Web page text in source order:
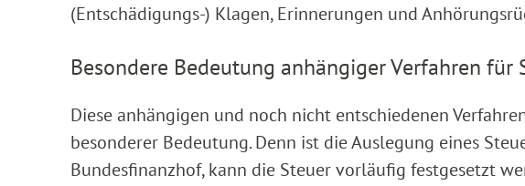
(Entschädigungs-) Klagen, Erinnerungen und
Besondere Bedeutung anhängiger Verfahren
Diese anhängigen und noch nicht entschiedenen
besonderer Bedeutung. Denn ist die Auslegung eines
Bundesfinanzhof, kann die Steuer vorläufig festgesetzt